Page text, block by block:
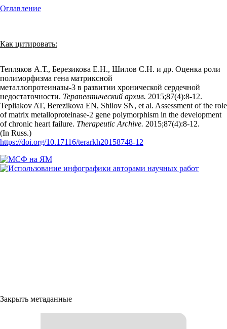
Оглавление
Как цитировать:
Тепляков А.Т., Березикова Е.Н., Шилов С.Н. и др. Оценка роли
полиморфизма гена матриксной
металлопротеиназы-3 в развитии хронической сердечной
недостаточности. Терапевтический архив. 2015;87(4):8‑12.
Tepliakov AT, Berezikova EN, Shilov SN, et al. Assessment of the role
of matrix metalloproteinase-2 gene polymorphism in the development
of chronic heart failure. Therapeutic Archive. 2015;87(4):8‑12.
(In Russ.)
https://doi.org/10.17116/terarkh20158748-12
Закрыть метаданные